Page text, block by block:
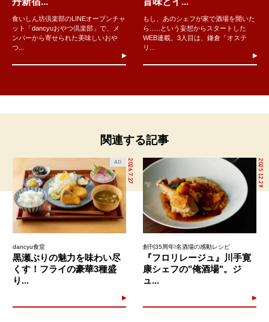
食いしん坊倶楽部のLINEオープンチャ
ット「dancyuおやつ倶楽部」で、メ
ンバーから寄せられた美味しいおや
つ...
もし、あのシェフが家で酒場を開いた
ら......という妄想からスタートした
WEB連載。3人目は、鎌倉「オステ
リ...
関連する記事
2026.7.27
AD
dancyu食堂
黒瀬ぶりの魅力を味わい尽
くす！フライの豪華3種盛
り...
2025.12.29
創刊35周年!名酒場の感動レシピ
『フロリレージュ』川手寛
康シェフの"俺酒場"。ジ
ュ...